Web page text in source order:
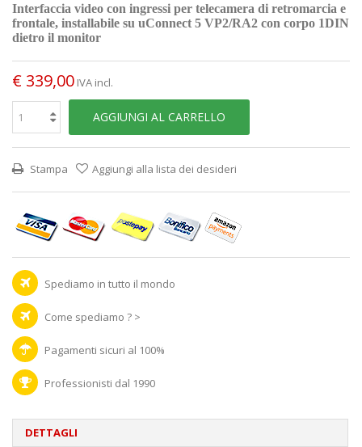
Interfaccia video con ingressi per telecamera di retromarcia e
frontale, installabile su uConnect 5 VP2/RA2 con corpo 1DIN
dietro il monitor
€ 339,00 IVA incl.
AGGIUNGI AL CARRELLO
Stampa Aggiungi alla lista dei desideri
Spediamo in tutto il mondo
Come spediamo ? >
Pagamenti sicuri al 100%
Professionisti dal 1990
DETTAGLI